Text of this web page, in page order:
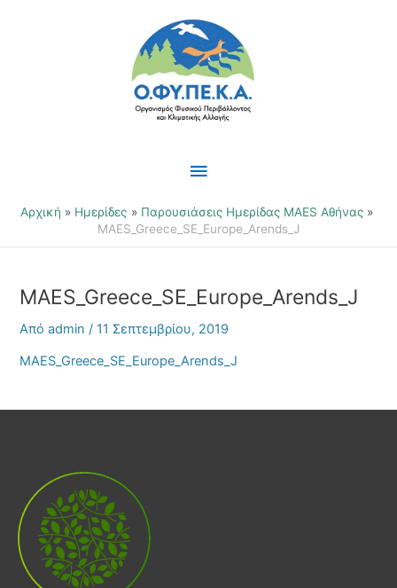
Κύριο
Μενού
Αρχική Ημερίδες
Παρουσιάσεις Ημερίδας MAES Αθήνας
MAES_Greece_SE_Europe_Arends_J
MAES_Greece_SE_Europe_Arends_J
Απόadmin/11 Σεπτεμβρίου, 2019
MAES_Greece_SE_Europe_Arends_J